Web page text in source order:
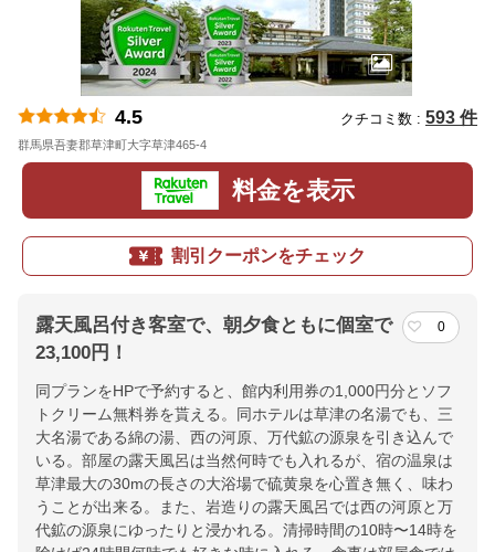
4.5 クチコミ数 : 593 件
群馬県吾妻郡草津町大字草津465-4
料金を表示
割引クーポンをチェック
露天風呂付き客室で、朝夕食ともに個室で
23,100円！
0
同プランをHPで予約すると、館内利用券の1,000円分とソフ
トクリーム無料券を貰える。同ホテルは草津の名湯でも、三
大名湯である綿の湯、西の河原、万代鉱の源泉を引き込んで
いる。部屋の露天風呂は当然何時でも入れるが、宿の温泉は
草津最大の30mの長さの大浴場で硫黄泉を心置き無く、味わ
うことが出来る。また、岩造りの露天風呂では西の河原と万
代鉱の源泉にゆったりと浸かれる。清掃時間の10時〜14時を